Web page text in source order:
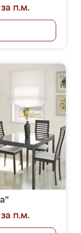
п.м.
п.м.